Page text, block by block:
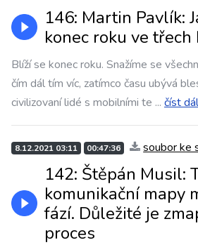
146: Martin Pavlík:
konec roku ve třech
Blíží se konec roku. Snažíme se
čím dál tím víc, zatímco času ubývá
civilizovaní lidé s mobilními te ... číst
8.12.2021 03:11 00:47:36 soubor ke
142: Štěpán Musil:
komunikační mapy
fází. Důležité je
proces